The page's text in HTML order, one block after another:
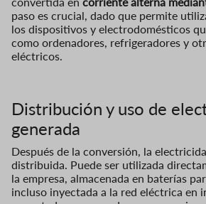
paso es crucial, dado que permite
los dispositivos y electrodomésticos
como ordenadores, refrigeradores y
eléctricos.
Distribución y uso de
generada
Después de la conversión, la
distribuida. Puede ser utilizada
la empresa, almacenada en baterías
incluso inyectada a la red eléctrica en